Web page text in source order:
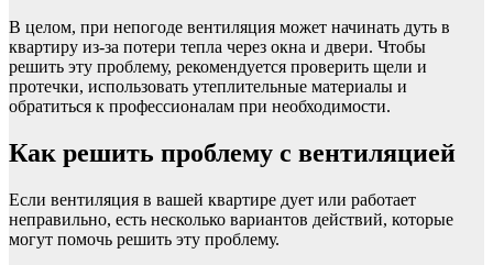
В целом, при непогоде вентиляция может начинать дуть в
квартиру из-за потери тепла через окна и двери. Чтобы
решить эту проблему, рекомендуется проверить щели и
протечки, использовать утеплительные материалы и
обратиться к профессионалам при необходимости.
Как решить проблему с вентиляцией
Если вентиляция в вашей квартире дует или работает
неправильно, есть несколько вариантов действий, которые
могут помочь решить эту проблему.